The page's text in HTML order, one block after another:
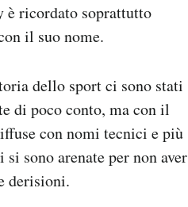
ricordato soprattutto
il suo nome.
dello sport ci sono stati
di poco conto, ma con il
con nomi tecnici e più
sono arenate per non aver
derisioni.